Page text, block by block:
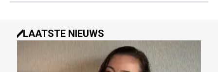
LAATSTE NIEUWS